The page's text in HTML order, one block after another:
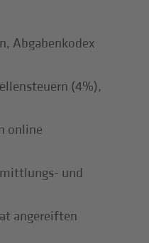
Abgabenkodex
(4%),
online
und
angereiften